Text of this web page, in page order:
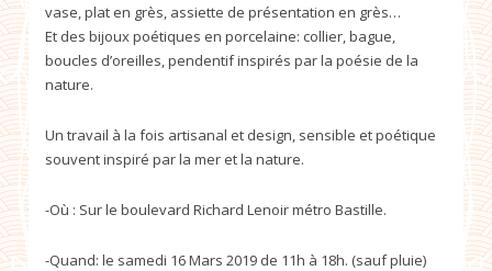
vase, plat en grès, assiette de présentation en grès…
Et des bijoux poétiques en porcelaine: collier, bague,
boucles d’oreilles, pendentif inspirés par la poésie de la
nature.
Un travail à la fois artisanal et design, sensible et poétique
souvent inspiré par la mer et la nature.
-Où : Sur le boulevard Richard Lenoir métro Bastille.
-Quand: le samedi 16 Mars 2019 de 11h à 18h. (sauf pluie)